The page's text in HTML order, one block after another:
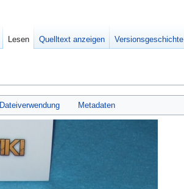
Dateiverwendung Metadaten
Lesen Quelltext anzeigen Versionsgeschichte